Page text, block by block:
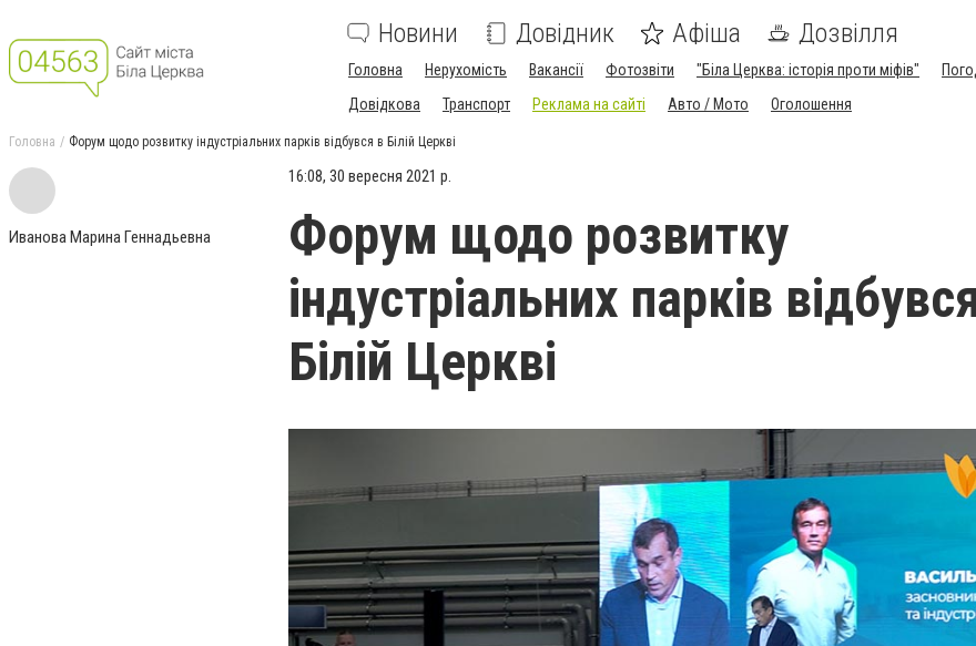
Новини Довідник Афіша Дозвілля
Головна Нерухомість Вакансії Фотозвіти "Біла Церква: історія проти міфів"
Довідкова
Транспорт Реклама на сайті Авто / Мото Оголошення
Головна Форум щодо розвитку індустріальних парків відбувся в Білій Церкві
Иванова Марина Геннадьевна
16:08, 30 вересня 2021 р.
Форум щодо розвитку
індустріальних парків
Білій Церкві